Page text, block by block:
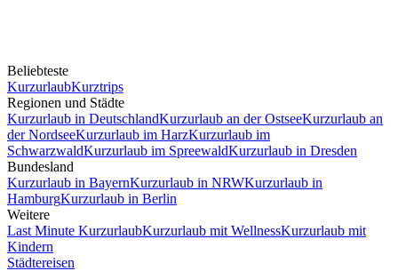
Beliebteste
KurzurlaubKurztrips
Regionen und Städte
Kurzurlaub in DeutschlandKurzurlaub an der OstseeKurzurlaub an
der NordseeKurzurlaub im HarzKurzurlaub im
SchwarzwaldKurzurlaub im SpreewaldKurzurlaub in Dresden
Bundesland
Kurzurlaub in BayernKurzurlaub in NRWKurzurlaub in
HamburgKurzurlaub in Berlin
Weitere
Last Minute KurzurlaubKurzurlaub mit WellnessKurzurlaub mit
Kindern
Städtereisen